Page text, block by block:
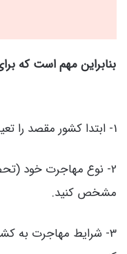
بنابراین مهم است که
1- ابتدا کشور مقصد را تعین کنید.
2- نوع مهاجرت خود
مشخص کنید.
3- شرایط مهاجرت به کشور مورد نظرتان را از